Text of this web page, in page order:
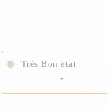
Très Bon état
-